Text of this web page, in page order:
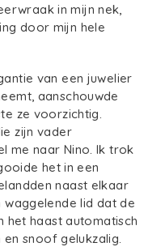
in mijn nek,
door mijn hele
van een juwelier
aanschouwde
ze voorzichtig.
zijn vader
me naar Nino. Ik trok
het in een
naast elkaar
lid dat de
het haast automatisch
snoof gelukzalig.